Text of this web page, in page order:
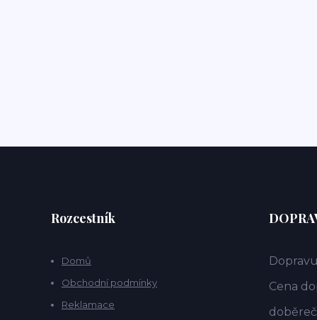
Rozcestník
Domů
Obchodní podmínky
Reklamace
Cena